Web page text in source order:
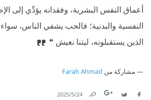
أعماق النفس البشرية، وفقدانه يؤدِّي إلى
النفسية والبدنية؛ فالحب يشفي الناس، سواء
الذين يستقبلونه، ليتنا نعيش ❝
مشاركة من Farah Ahmad
24‏/5‏/2025